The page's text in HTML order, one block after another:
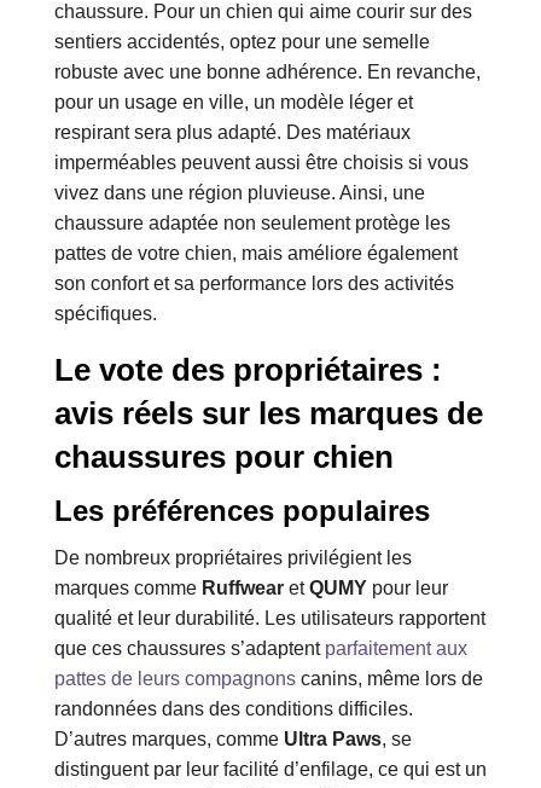
chaussure. Pour un chien qui aime courir sur des
sentiers accidentés, optez pour une semelle
robuste avec une bonne adhérence. En revanche,
pour un usage en ville, un modèle léger et
respirant sera plus adapté. Des matériaux
imperméables peuvent aussi être choisis si vous
vivez dans une région pluvieuse. Ainsi, une
chaussure adaptée non seulement protège les
pattes de votre chien, mais améliore également
son confort et sa performance lors des activités
spécifiques.
Le vote des propriétaires :
avis réels sur les marques de
chaussures pour chien
Les préférences populaires
De nombreux propriétaires privilégient les
marques comme RuffwearetQUMYpour leur
qualité et leur durabilité. Les utilisateurs rapportent
que ces chaussures s’adaptent parfaitement aux
pattes de leurs compagnonscanins, même lors de
randonnées dans des conditions difficiles.
D’autres marques, comme Ultra Paws, se
distinguent par leur facilité d’enfilage, ce qui est un